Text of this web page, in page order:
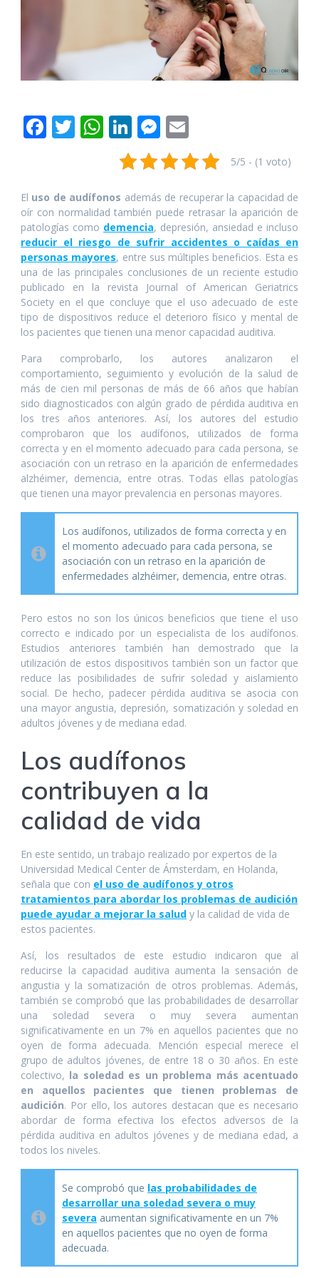
F
b
o
o
k
T
er
W
at
s
A
p
p
Li
n
k
e
dI
n
M
e
ss
e
n
g
er
m
ai
l
5/5 - (1 voto)
El uso de audífonos además de recuperar la capacidad de
oír con normalidad también puede retrasar la aparición de
patologías como demencia, depresión, ansiedad e incluso
reducir el riesgo de sufrir accidentes o caídas en
personas mayores, entre sus múltiples beneficios. Esta es
una de las principales conclusiones de un reciente estudio
publicado en la revista Journal of American Geriatrics
Society en el que concluye que el uso adecuado de este
tipo de dispositivos reduce el deterioro físico y mental de
los pacientes que tienen una menor capacidad auditiva.
Para comprobarlo, los autores analizaron el
comportamiento, seguimiento y evolución de la salud de
más de cien mil personas de más de 66 años que habían
sido diagnosticados con algún grado de pérdida auditiva en
los tres años anteriores. Así, los autores del estudio
comprobaron que los audífonos, utilizados de forma
correcta y en el momento adecuado para cada persona, se
asociación con un retraso en la aparición de enfermedades
alzhéimer, demencia, entre otras. Todas ellas patologías
que tienen una mayor prevalencia en personas mayores.
Los audífonos, utilizados de forma correcta y en
el momento adecuado para cada persona, se
asociación con un retraso en la aparición de
enfermedades alzhéimer, demencia, entre otras.
Pero estos no son los únicos beneficios que tiene el uso
correcto e indicado por un especialista de los audífonos.
Estudios anteriores también han demostrado que la
utilización de estos dispositivos también son un factor que
reduce las posibilidades de sufrir soledad y aislamiento
social. De hecho, padecer pérdida auditiva se asocia con
una mayor angustia, depresión, somatización y soledad en
adultos jóvenes y de mediana edad.
Los audífonos
contribuyen a la
calidad de vida
En este sentido, un trabajo realizado por expertos de la
Universidad Medical Center de Ámsterdam, en Holanda,
señala que con el uso de audífonos y otros
tratamientos para abordar los problemas de audición
puede ayudar a mejorar la salud y la calidad de vida de
estos pacientes.
Así, los resultados de este estudio indicaron que al
reducirse la capacidad auditiva aumenta la sensación de
angustia y la somatización de otros problemas. Además,
también se comprobó que las probabilidades de desarrollar
una soledad severa o muy severa aumentan
significativamente en un 7% en aquellos pacientes que no
oyen de forma adecuada. Mención especial merece el
grupo de adultos jóvenes, de entre 18 o 30 años. En este
colectivo, la soledad es un problema más acentuado
en aquellos pacientes que tienen problemas de
audición. Por ello, los autores destacan que es necesario
abordar de forma efectiva los efectos adversos de la
pérdida auditiva en adultos jóvenes y de mediana edad, a
todos los niveles.
Se comprobó que las probabilidades de
desarrollar una soledad severa o muy
severa aumentan significativamente en un 7%
en aquellos pacientes que no oyen de forma
adecuada.